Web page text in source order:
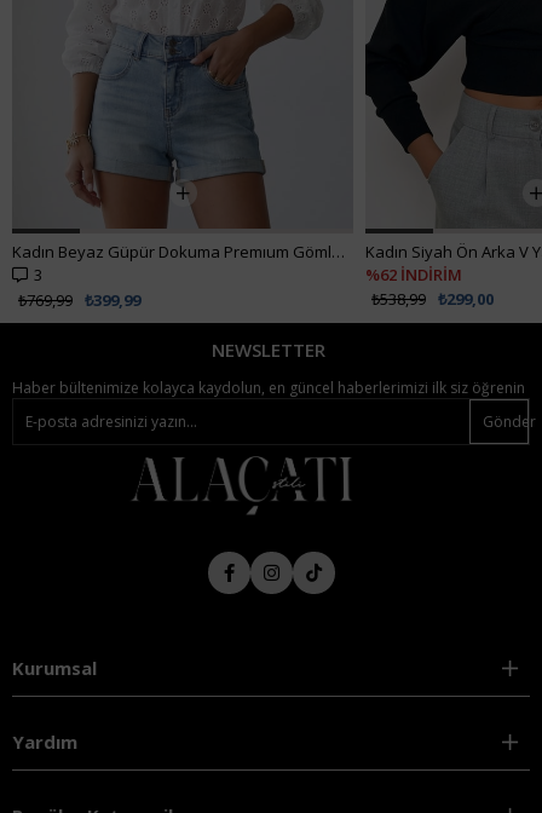
Kadın Beyaz Güpür Dokuma Premıum Gömlek ALC-X4366
3
₺399,99
₺769,99
%62 İNDİRİM
₺299,00
₺538,99
NEWSLETTER
Haber bültenimize kolayca kaydolun, en güncel haberlerimizi ilk siz öğrenin
Gönder
Kurumsal
Yardım